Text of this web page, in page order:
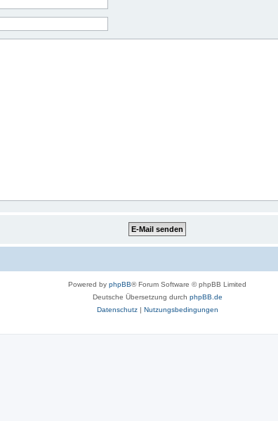
Powered by phpBB® Forum Software © phpBB Limited
Deutsche Übersetzung durch phpBB.de
Datenschutz| Nutzungsbedingungen